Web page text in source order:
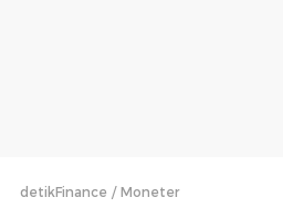
detikFinance Moneter